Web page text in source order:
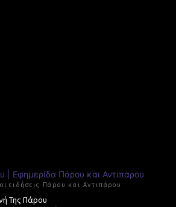
ειδήσεις Πάρου και Αντιπάρου
Της Πάρου